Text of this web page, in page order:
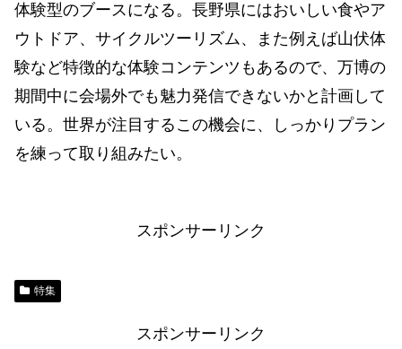
体験型のブースになる。長野県にはおいしい食やア
ウトドア、サイクルツーリズム、また例えば山伏体
験など特徴的な体験コンテンツもあるので、万博の
期間中に会場外でも魅力発信できないかと計画して
いる。世界が注目するこの機会に、しっかりプラン
を練って取り組みたい。
スポンサーリンク
特集
スポンサーリンク